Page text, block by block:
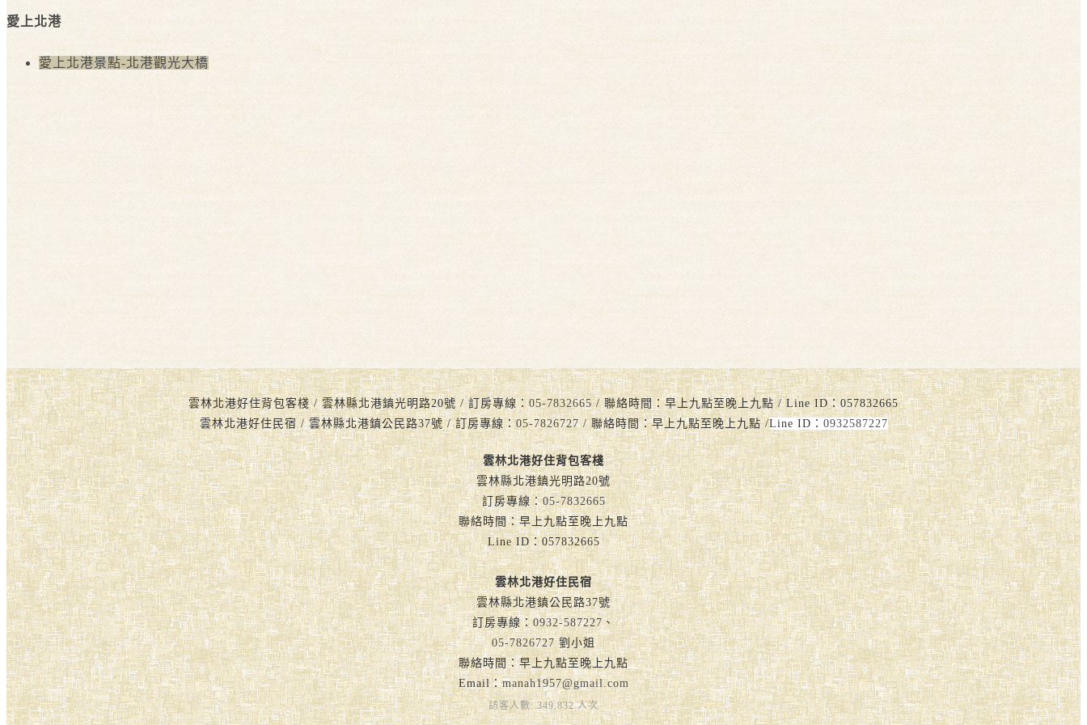
愛上北港
愛上北港景點-北港觀光大橋
雲林北港好住背包客棧 / 雲林縣北港鎮光明路20號 / 訂房專線：05-7832665/ 聯絡時間：早上九點至晚上九點 / Line ID：057832665
雲林北港好住民宿 / 雲林縣北港鎮公民路37號 / 訂房專線：05-7826727/ 聯絡時間：早上九點至晚上九點 /Line ID： 0932587227
雲林北港好住背包客棧
雲林縣北港鎮光明路20號
訂房專線：05-7832665
聯絡時間：早上九點至晚上九點
Line ID：057832665
雲林北港好住民宿
雲林縣北港鎮公民路37號
訂房專線：0932-587227、
05-7826727劉小姐
聯絡時間：早上九點至晚上九點
Email：manah1957@gmail.com
訪客人數: 349,832 人次